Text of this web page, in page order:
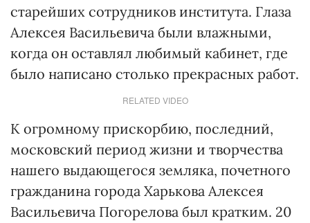
старейших сотрудников института. Глаза
Алексея Васильевича были влажными,
когда он оставлял любимый кабинет, где
было написано столько прекрасных работ.
RELATED VIDEO
К огромному прискорбию, последний,
московский период жизни и творчества
нашего выдающегося земляка, почетного
гражданина города Харькова Алексея
Васильевича Погорелова был кратким. 20